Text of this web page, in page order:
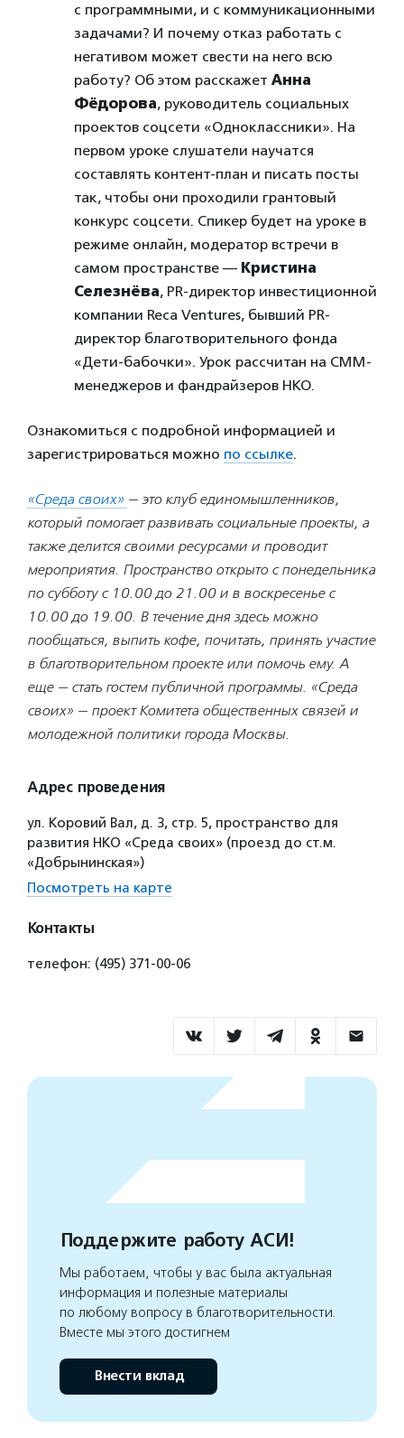
с программными, и с коммуникационными
задачами? И почему отказ работать с
негативом может свести на него всю
работу? Об этом расскажет Анна
Фёдорова, руководитель социальных
проектов соцсети «Одноклассники». На
первом уроке слушатели научатся
составлять контент-план и писать посты
так, чтобы они проходили грантовый
конкурс соцсети. Спикер будет на уроке в
режиме онлайн, модератор встречи в
самом пространстве — Кристина
Селезнёва, PR-директор инвестиционной
компании Reca Ventures, бывший PR-
директор благотворительного фонда
«Дети-бабочки». Урок рассчитан на СММ-
менеджеров и фандрайзеров НКО.
Ознакомиться с подробной информацией и
зарегистрироваться можно по ссылке.
«Среда своих» — это клуб единомышленников,
который помогает развивать социальные проекты, а
также делится своими ресурсами и проводит
мероприятия. Пространство открыто с понедельника
по субботу с 10.00 до 21.00 и в воскресенье с
10.00 до 19.00. В течение дня здесь можно
пообщаться, выпить кофе, почитать, принять участие
в благотворительном проекте или помочь ему. А
еще — стать гостем публичной программы. «Среда
своих» — проект Комитета общественных связей и
молодежной политики города Москвы.
Адрес проведения
ул. Коровий Вал, д. 3, стр. 5, пространство для
развития НКО «Среда своих» (проезд до ст.м.
«Добрынинская»)
Посмотреть на карте
Контакты
телефон: (495) 371-00-06
Поддержите работу АСИ!
Мы работаем, чтобы у вас была актуальная
информация и полезные материалы
по любому вопросу в благотворительности.
Вместе мы этого достигнем
Внести вклад